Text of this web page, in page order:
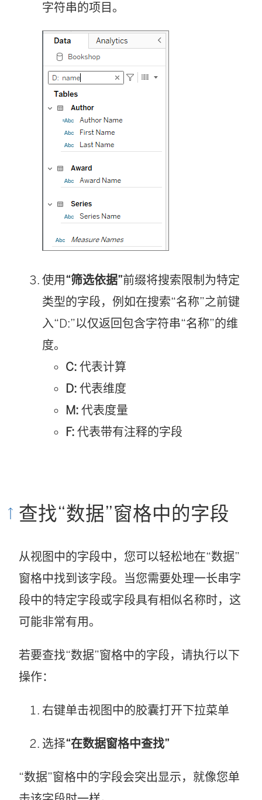
字符串的项目。
使用“筛选依据”前缀将搜索限制为特定
类型的字段，例如在搜索“名称”之前键
入“D:”以仅返回包含字符串“名称”的维
度。
C: 代表计算
D: 代表维度
M: 代表度量
F: 代表带有注释的字段
查找“数据”窗格中的字段
从视图中的字段中，您可以轻松地在“数据”
窗格中找到该字段。当您需要处理一长串字
段中的特定字段或字段具有相似名称时，这
可能非常有用。
若要查找“数据”窗格中的字段，请执行以下
操作：
右键单击视图中的胶囊打开下拉菜单
选择“在数据窗格中查找”
“数据”窗格中的字段会突出显示，就像您单